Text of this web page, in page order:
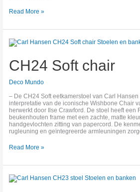
Read More »
CH24 Soft chair
Deco Mundo
– De CH24 Soft eetkamerstoel van Carl
interpretatie van de iconische Wishbone Chair
herwerkt door Ilse Crawford. De stoel heeft een
beukenhouten frame met een zachte, matte
handgevlochten zitting van papercord. De
rugleuning en geïntegreerde armleuningen
CH24
Soft
Read More »
CH23
stoel